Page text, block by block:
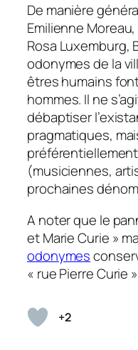
De manière
Emilienne
Rosa Luxemburg,
odonymes de la
êtres humains
hommes. Il ne
débaptiser
pragmatiques,
(musiciennes,
prochaines
A noter que le
et Marie Curie »
odonymes
« rue Pierre Curie
+2